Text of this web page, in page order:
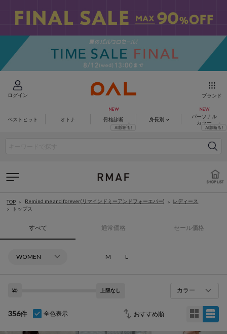
ログイン ブランド
ベストヒット オトナ 骨格診断 身長別
パーソナル
カラー
TOP Remind me and forever(リマインドミーアンドフォーエバー)
レディース
トップス
すべて 通常価格 セール価格
M L
¥0 上限なし カラー
356件 全色表示